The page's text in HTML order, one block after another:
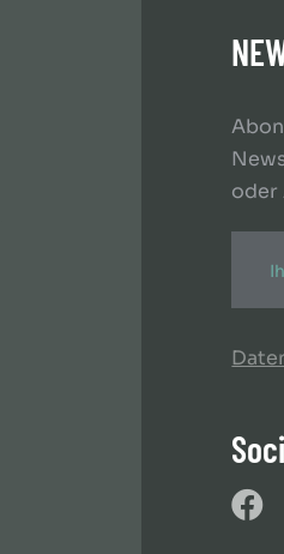
oder